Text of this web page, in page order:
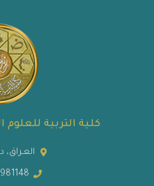
كلية التربية للعلوم
العـراق،